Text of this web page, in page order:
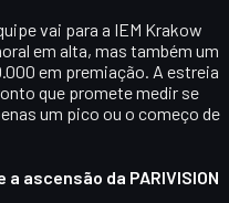
vai para a IEM Krakow
em alta, mas também um
em premiação. A estreia
que promete medir se
um pico ou o começo de
ascensão da PARIVISION